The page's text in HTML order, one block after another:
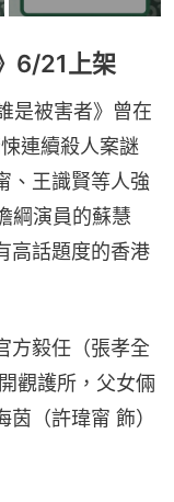
6/21上架
是被害者》曾在
連續殺人案謎
、王識賢等人強
綱演員的蘇慧
高話題度的香港
方毅任（張孝全
觀護所，父女倆
（許瑋甯 飾）